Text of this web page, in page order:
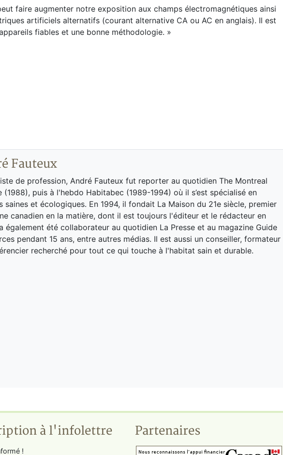
faire augmenter notre exposition aux champs électromagnétiques ainsi
artificiels alternatifs (courant alternative CA ou AC en anglais). Il est
fiables et une bonne méthodologie. »
Fauteux
de profession, André Fauteux fut reporter au quotidien The Montreal
(1988), puis à l'hebdo Habitabec (1989-1994) où il s’est spécialisé en
saines et écologiques. En 1994, il fondait La Maison du 21e siècle, premier
canadien en la matière, dont il est toujours l'éditeur et le rédacteur en
également été collaborateur au quotidien La Presse et au magazine Guide
pendant 15 ans, entre autres médias. Il est aussi un conseiller, formateur
recherché pour tout ce qui touche à l'habitat sain et durable.
à l'infolettre
!
Partenaires